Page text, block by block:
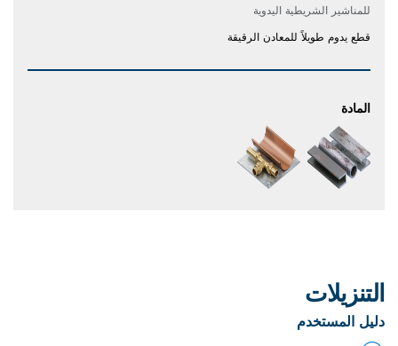
للمناشير الشريطية اليدوية
قطع يدوم طويلاً للمعادن الرقيقة
المادة
التنزيلات
دليل المستخدم